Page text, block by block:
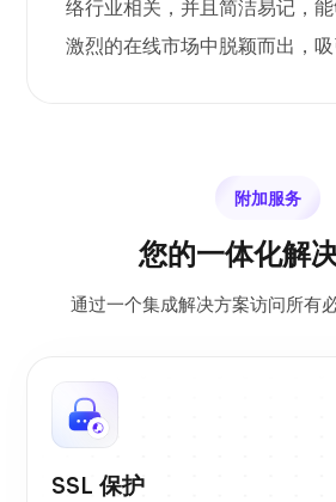
络行业相关，并且简洁易记，
激烈的在线市场中脱颖而出，吸
附加服务
您的一体化解
通过一个集成解决方案访问所有
SSL 保护